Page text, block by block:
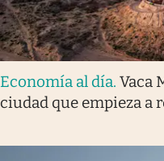
Economía al día. Vaca
ciudad que empieza a